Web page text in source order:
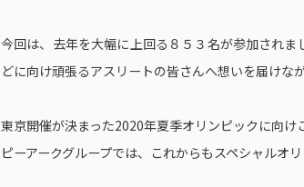
今回は、去年を大幅に上回る８５３名が参加され
どに向け頑張るアスリートの皆さんへ想いを届けな
東京開催が決まった2020年夏季オリンピックに向け
ピーアークグループでは、これからもスペシャルオ